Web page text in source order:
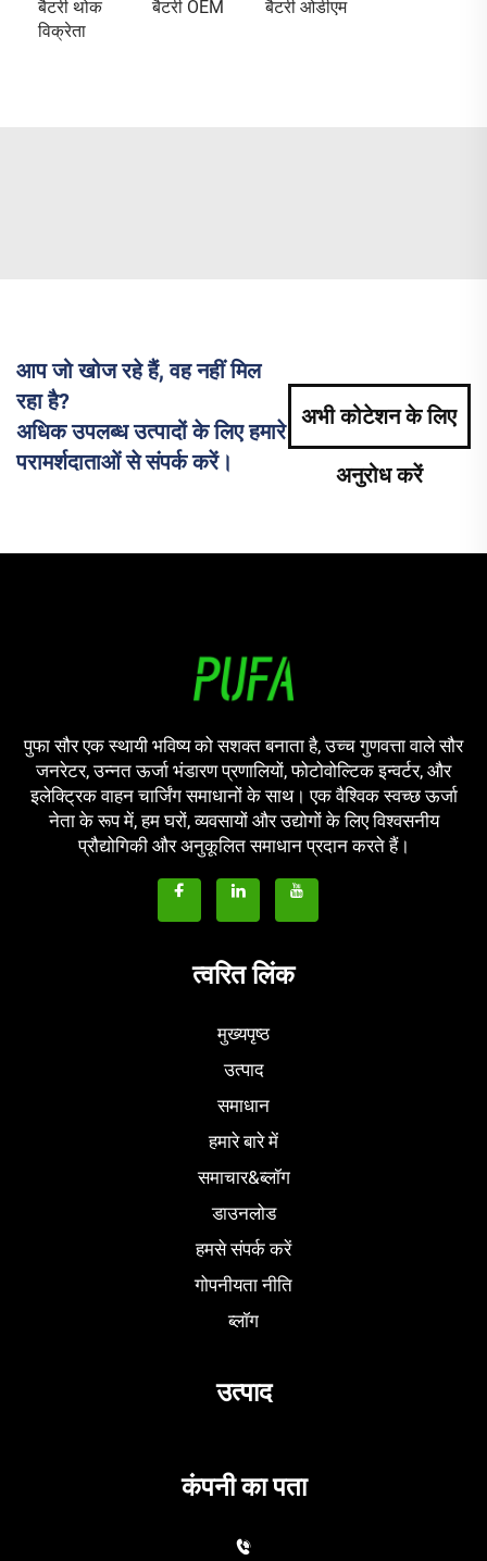
बैटरी थोक
विक्रेता
बैटरी OEM
बैटरी ओडीएम
आप जो खोज रहे हैं, वह नहीं मिल
रहा है?
अधिक उपलब्ध उत्पादों के लिए हमारे
परामर्शदाताओं से संपर्क करें।
अभी कोटेशन के लिए
अनुरोध करें
पुफा सौर एक स्थायी भविष्य को सशक्त बनाता है, उच्च गुणवत्ता वाले सौर
जनरेटर, उन्नत ऊर्जा भंडारण प्रणालियों, फोटोवोल्टिक इन्वर्टर, और
इलेक्ट्रिक वाहन चार्जिंग समाधानों के साथ। एक वैश्विक स्वच्छ ऊर्जा
नेता के रूप में, हम घरों, व्यवसायों और उद्योगों के लिए विश्वसनीय
प्रौद्योगिकी और अनुकूलित समाधान प्रदान करते हैं।
त्वरित लिंक
मुख्यपृष्ठ
उत्पाद
समाधान
हमारे बारे में
समाचार&ब्लॉग
डाउनलोड
हमसे संपर्क करें
गोपनीयता नीति
ब्लॉग
उत्पाद
कंपनी का पता